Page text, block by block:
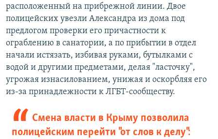
расположенный на прибрежной линии. Двое
полицейских увезли Александра из дома под
предлогом проверки его причастности к
ограблению в санатории, а по прибытии в отдел
начали истязать, избивая руками, бутылками с
водой и другими предметами, делая "ласточку",
угрожая изнасилованием, унижая и оскорбляя его
из-за принадлежности к ЛГБТ-сообществу.
Смена власти в Крыму позволила
полицейским перейти "от слов к делу":